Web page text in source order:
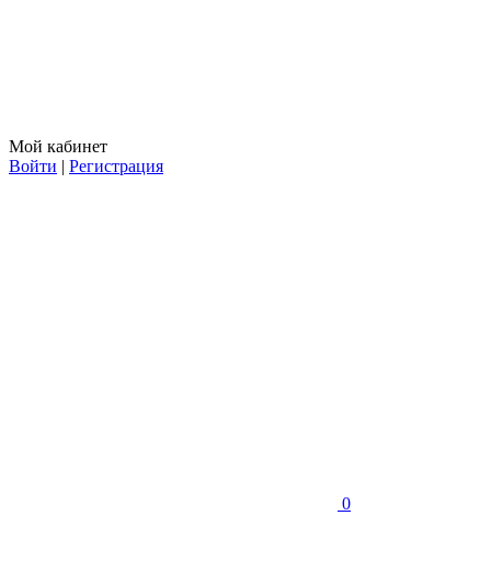
Мой кабинет
Войти | Регистрация
0